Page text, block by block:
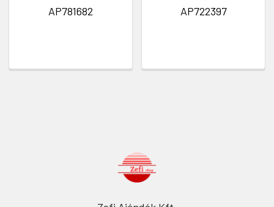
AP781682
AP722397